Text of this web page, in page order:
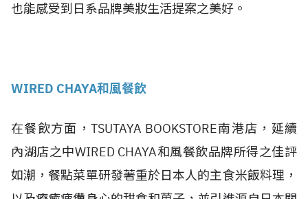
也能感受到日系品牌美妝生活提案之美好。
WIRED CHAYA和風餐飲
在餐飲方面，TSUTAYA BOOKSTORE南港店，延續
內湖店之中WIRED CHAYA和風餐飲品牌所得之佳評
如潮，餐點菜單研發著重於日本人的主食米飯料理，